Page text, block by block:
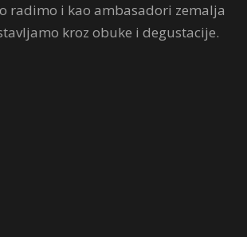
radimo i kao ambasadori zemalja
kroz obuke i degustacije.